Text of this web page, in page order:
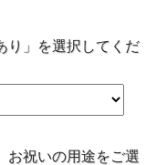
り」を選択してくだ
お祝いの用途をご選